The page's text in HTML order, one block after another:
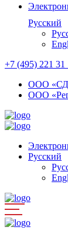
Русский
+7 (495) 221 31
ООО
ООО
Русский